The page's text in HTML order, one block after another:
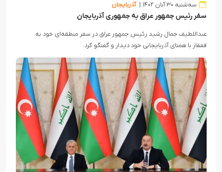
سه‌شنبه ۳۰ آبان ۱۴۰۲ آذربایجان
سفر رئیس جمهور عراق به جمهوری آذربایجان
عبداللطیف جمال رشید رئیس جمهور عراق در سفر منطقه‌ای خود به
قفقاز با همتای آذربایجانی خود دیدار و گفتگو کرد.